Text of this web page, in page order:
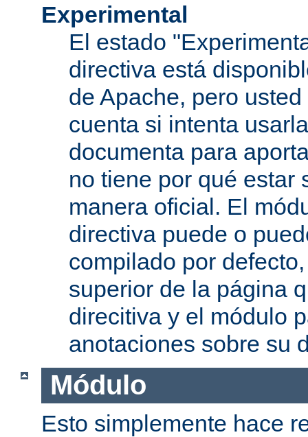
Experimental
El estado
directiva está
de Apache, pero
cuenta si intenta
documenta para
no tiene por qué estar
manera oficial. El
directiva puede o
compilado por
superior de la página
direcitiva y el módulo
anotaciones sobre su
Módulo
Esto simplemente hace